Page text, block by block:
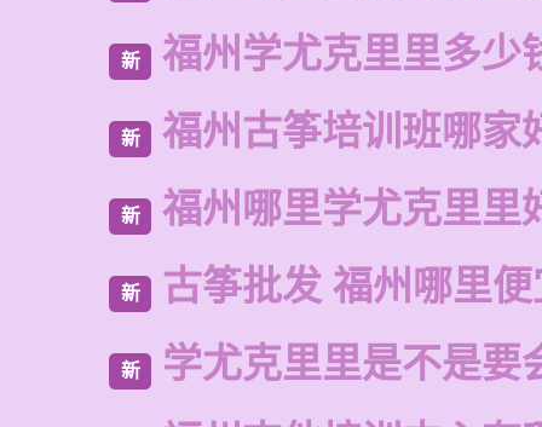
新 福州学尤克里里多少
新 福州古筝培训班哪家
新 福州哪里学尤克里里
新 古筝批发 福州哪里
新
学尤克里里是不是要